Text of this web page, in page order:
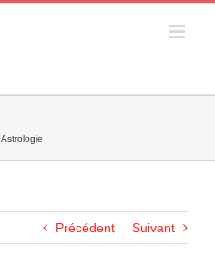
Astrologie
Précédent Suivant